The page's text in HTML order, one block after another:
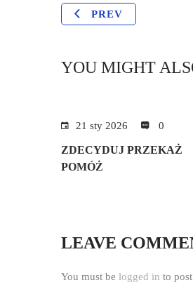
PREV
YOU MIGHT
21 sty 2026 0
ZDECYDUJ PRZEKAŻ
POMÓŻ
LEAVE
You must be logged in to